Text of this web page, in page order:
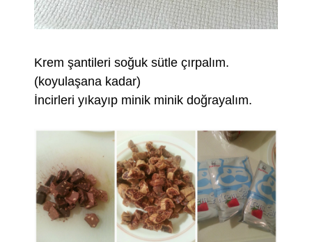
Krem şantileri soğuk sütle çırpalım.
(koyulaşana kadar)
İncirleri yıkayıp minik minik doğrayalım.